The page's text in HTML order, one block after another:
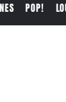
POP!